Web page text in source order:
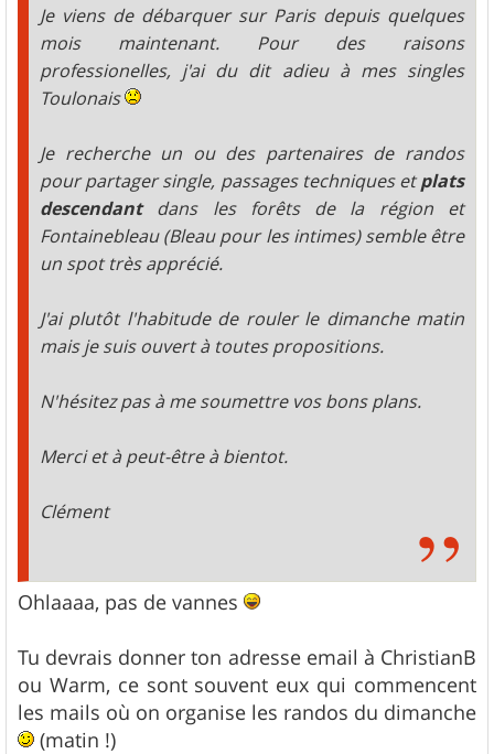
Je viens de débarquer sur Paris depuis quelques
mois maintenant. Pour des raisons
professionelles, j'ai du dit adieu à mes singles
Toulonais
Je recherche un ou des partenaires de randos
pour partager single, passages techniques etplats
descendantdans les forêts de la région et
Fontainebleau (Bleau pour les intimes) semble être
un spot très apprécié.
J'ai plutôt l'habitude de rouler le dimanche matin
mais je suis ouvert à toutes propositions.
N'hésitez pas à me soumettre vos bons plans.
Merci et à peut-être à bientot.
Clément
Ohlaaaa, pas de vannes
Tu devrais donner ton adresse email à ChristianB
ou Warm, ce sont souvent eux qui commencent
les mails où on organise les randos du dimanche
(matin !)